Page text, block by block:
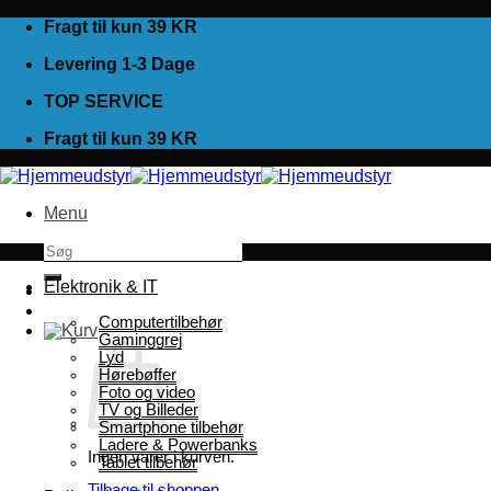
Fortsæt
indhold
Fragt til kun 39 KR
Levering 1-3 Dage
TOP SERVICE
Fragt til kun 39 KR
Menu
Søg
efter:
Ingen varer i kurven.
Elektronik & IT
Computertilbehør
Gaminggrej
Lyd
Hørebøffer
Foto og video
TV og Billeder
Smartphone tilbehør
Ladere & Powerbanks
Tablet tilbehør